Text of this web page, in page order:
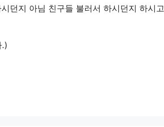
던지 아님 친구들 불러서 하시던지 하시고
.)